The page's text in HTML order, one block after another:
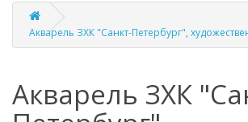
Акварель ЗХК "Санкт-Петербург",
Акварель ЗХК